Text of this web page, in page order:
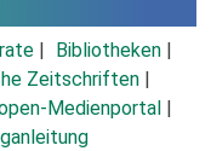
Bibliotheken
Zeitschriften
Medienportal